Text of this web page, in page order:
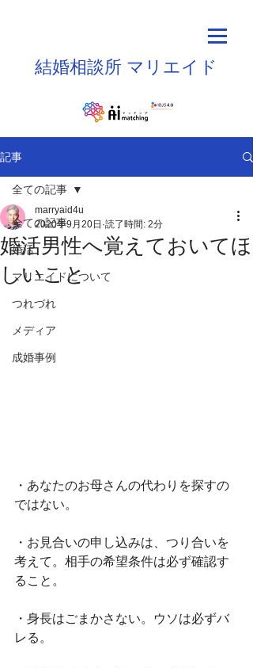
結婚相談所 マリエイド
記事
全ての記事
婚活
マリエイドについて
つれづれ
メディア
成婚事例
全ての記事
婚活男性へ覚えておいてほ
しいこと
marryaid4u
2020年9月20日 読了時間: 2分
・あなたのお母さんの代わりを探すの
ではない。
・お見合いの申し込みは、つり合いを
考えて。相手の希望条件は必ず確認す
ること。
・身長はごまかさない。ウソは必ずバ
レる。